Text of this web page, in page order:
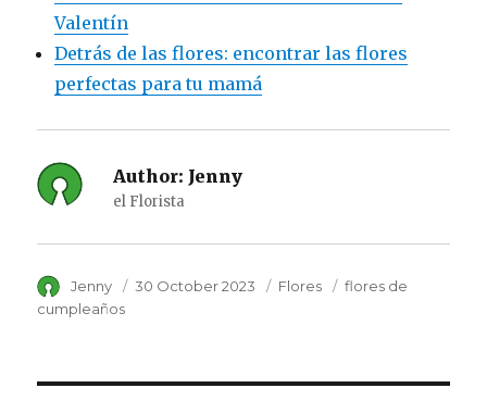
Valentín
Detrás de las flores: encontrar las flores
perfectas para tu mamá
Author: Jenny
el Florista
Author
Jenny
Posted
30 October 2023 Category
Flores Tags
flores de
cumpleaños